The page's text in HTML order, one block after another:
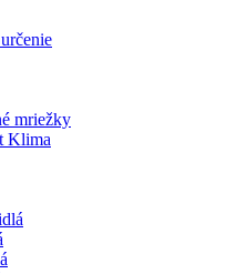
mriežky
Klima